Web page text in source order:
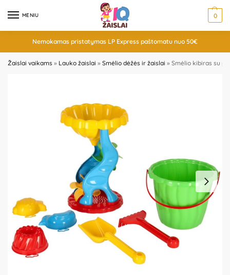
MENIU 0
Nemokamas pristatymas LP Express paštomatu nuo 50€
Žaislai vaikams » Lauko žaislai » Smėlio dėžės ir žaislai » Smėlio kibiras su